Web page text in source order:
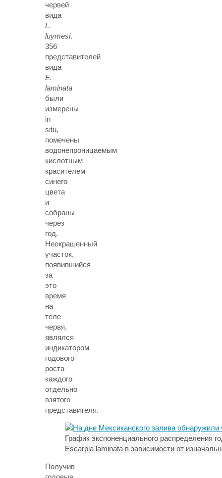
червей
вида
L.
luymesi.
356
представителей
вида
E.
laminata
были
измерены
in
situ,
помечены
водонепроницаемым
кислотным
красителем
синего
цвета
и
собраны
через
год.
Неокрашенный
участок,
появившийся
за
это
время
на
теле
червя,
являлся
индикатором
годового
роста
каждого
отдельно
взятого
представителя.
График экспоненциального распределения
Escarpia laminata в зависимости от
Получив